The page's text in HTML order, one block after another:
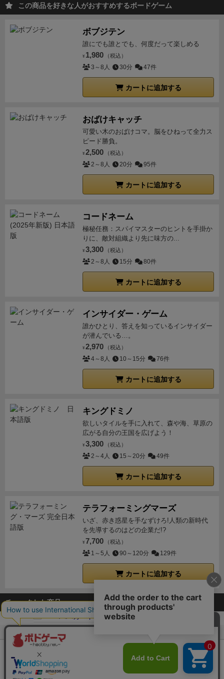
この商品を好きな人がおすすめするボードゲーム
ボブジテン
誰にでも誰とでも、何度だって楽しめる
¥ 1,980 （税込）
3～8人 30分 47件
カートに追加する
おばけキャッチ
可愛い木のおばけコマ。脳をひねって全力ス
ピード勝負。
¥ 2,500 （税込）
2～8人 20分 95件
カートに追加する
コードネーム
極秘任務：スパイマスターのヒントを手掛か
りに、敵対組織より先に味方の...
¥ 3,300 （税込）
2～8人 15分 80件
カートに追加する
インサイダー・ゲーム
誰かひとり、答えを知っているインサイダー
が潜んでいる…。
¥ 2,970 （税込）
4～8人 10～15分 76件
カートに追加する
キングドミノ
欲しいタイルを手に入れて、森や海、草原の
広がる自分の王国を広げよう！
¥ 3,300 （税込）
2～4人 15～20分 49件
カートに追加する
テラフォーミングマーズ
いざ、赤き惑星を手なずけろ!人類の新時代
を先導するのはどの企業だ!?
¥ 7,700 （税込）
1～5人 90～120分 129件
カートに追加する
チェックした商品
【ボドゲーマ】ボードゲームの総合情報サイト
All rights reserved.